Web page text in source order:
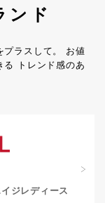
ンド
ラスして。
お値
る
トレンド感のあ
ジレディース